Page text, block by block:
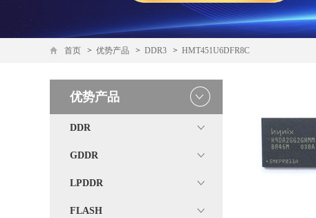
首页 > 优势产品 > DDR3 > HMT451U6DFR8C
优势产品
DDR
GDDR
LPDDR
FLASH